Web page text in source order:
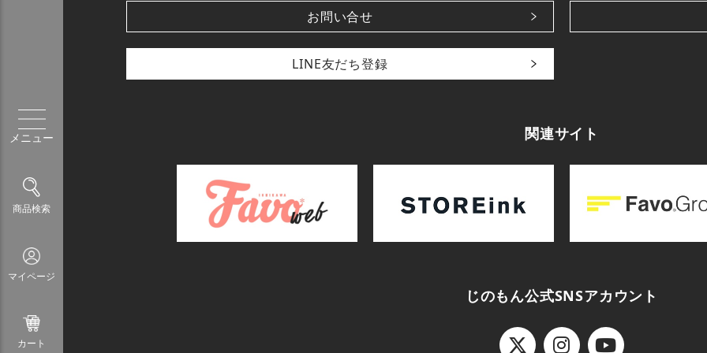
メニュー
商品検索
マイページ
カート
お問い合せ
LINE友だち登録
関連サイト
じのもん公式SNSアカウント